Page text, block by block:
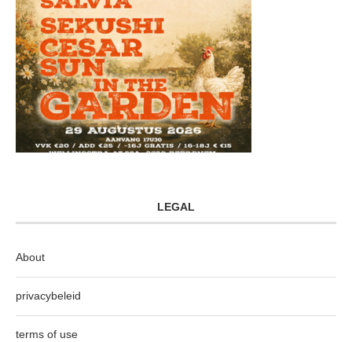
LEGAL
About
privacybeleid
terms of use